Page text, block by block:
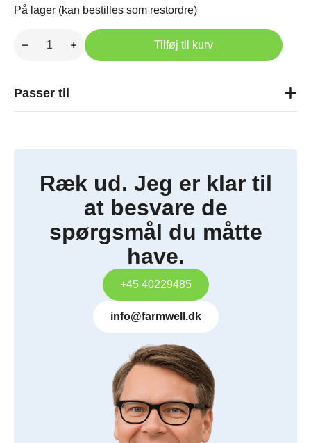
På lager (kan bestilles som restordre)
for
Tilføj til kurv
Passer til
Ræk ud. Jeg er klar til
at besvare de
spørgsmål du måtte
have.
+45 40229485
info@farmwell.dk